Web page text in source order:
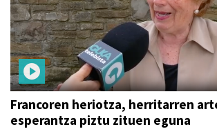
Francoren heriotza, herritarren
esperantza piztu zituen eguna